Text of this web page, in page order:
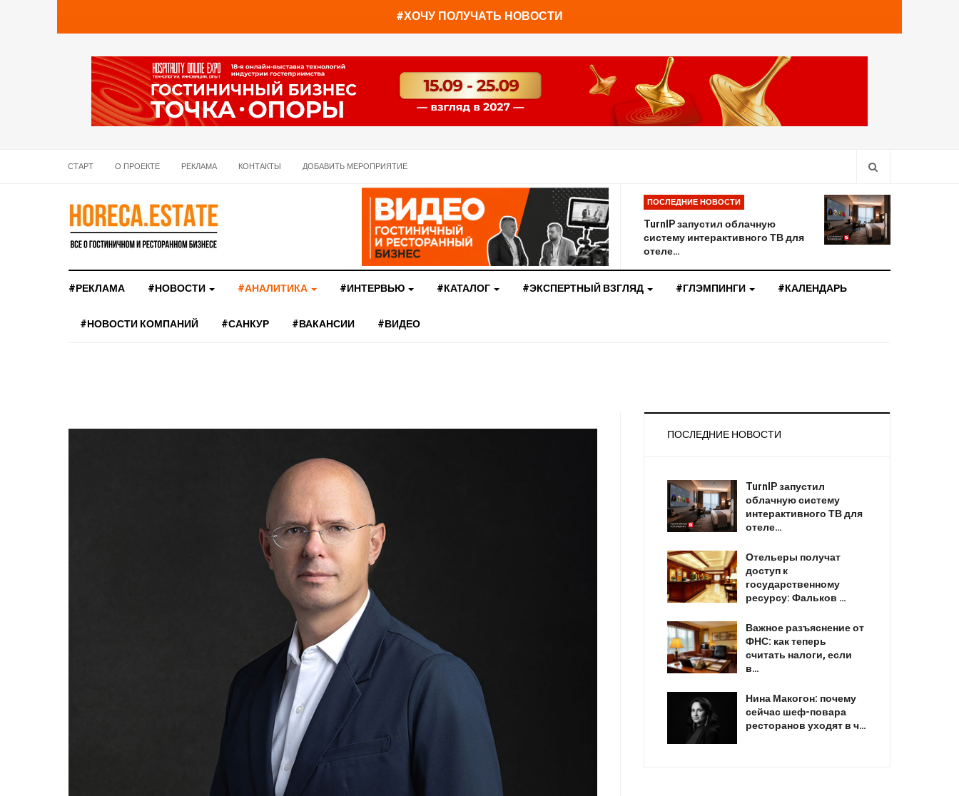
#ХОЧУ ПОЛУЧАТЬ НОВОСТИ
СТАРТ О ПРОЕКТЕ РЕКЛАМА КОНТАКТЫ ДОБАВИТЬ МЕРОПРИЯТИЕ
ПОСЛЕДНИЕ НОВОСТИ
TurnIP запустил облачную
систему интерактивного ТВ для
отеле…
#РЕКЛАМА #НОВОСТИ #АНАЛИТИКА #ИНТЕРВЬЮ #КАТАЛОГ #ЭКСПЕРТНЫЙ ВЗГЛЯД #ГЛЭМПИНГИ #КАЛЕНДАРЬ
#НОВОСТИ КОМПАНИЙ #САНКУР #ВАКАНСИИ #ВИДЕО
ПОСЛЕДНИЕ НОВОСТИ
TurnIP запустил
облачную систему
интерактивного ТВ для
отеле…
Отельеры получат
доступ к
государственному
ресурсу: Фальков …
Важное разъяснение от
ФНС: как теперь
считать налоги, если
в…
Нина Макогон: почему
сейчас шеф-повара
ресторанов уходят в ч…